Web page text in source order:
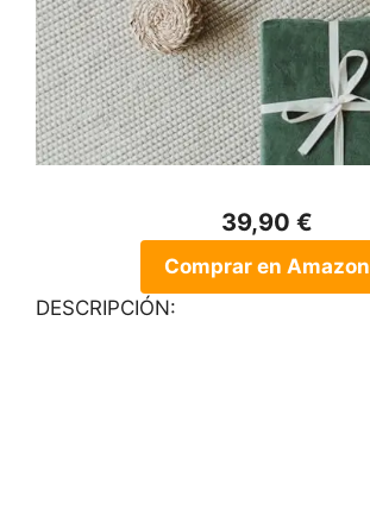
39,90 €
Comprar en Amazon
DESCRIPCIÓN: